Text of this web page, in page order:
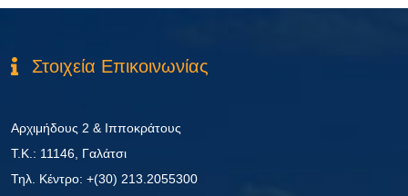
Στοιχεία Επικοινωνίας
Αρχιμήδους 2 & Ιπποκράτους
Τ.Κ.: 11146, Γαλάτσι
Τηλ. Κέντρο: +(30) 213.2055300